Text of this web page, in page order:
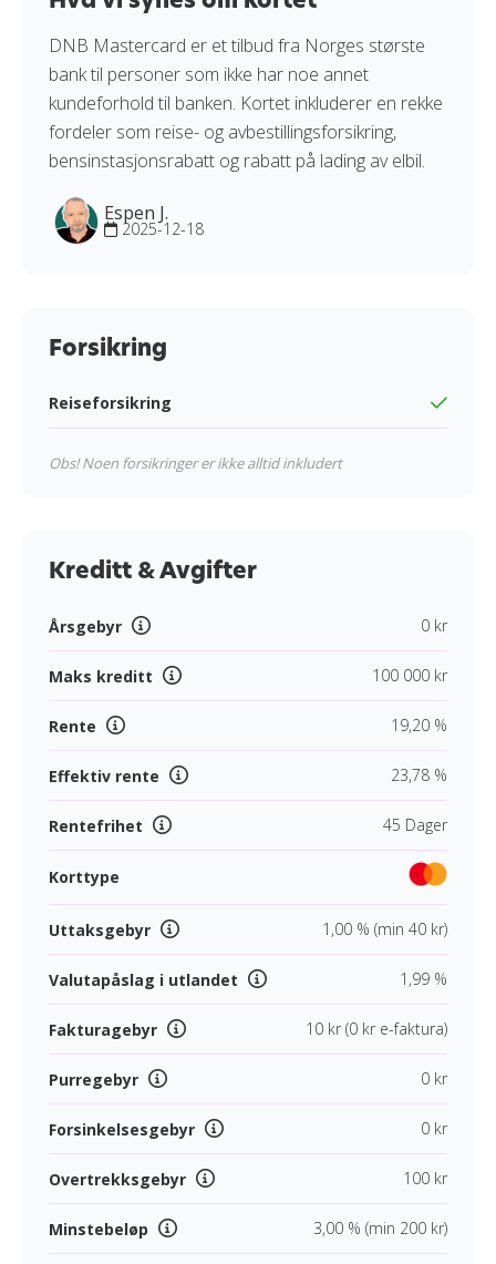
DNB Mastercard er et tilbud fra Norges største
bank til personer som ikke har noe annet
kundeforhold til banken. Kortet inkluderer en rekke
fordeler som reise- og avbestillingsforsikring,
bensinstasjonsrabatt og rabatt på lading av elbil.
Espen J.
2025-12-18
Forsikring
Reiseforsikring
Obs! Noen forsikringer er ikke alltid inkludert
Kreditt & Avgifter
Årsgebyr 0 kr
Maks kreditt 100 000 kr
Rente 19,20 %
Effektiv rente 23,78 %
Rentefrihet 45 Dager
Korttype
Uttaksgebyr 1,00 % (min 40 kr)
Valutapåslag i utlandet 1,99 %
Fakturagebyr 10 kr (0 kr e-faktura)
Purregebyr 0 kr
Forsinkelsesgebyr 0 kr
Overtrekksgebyr 100 kr
Minstebeløp 3,00 % (min 200 kr)